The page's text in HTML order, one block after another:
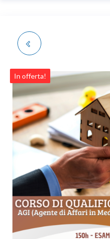
DIGCOMPEDU AICA
In offerta!